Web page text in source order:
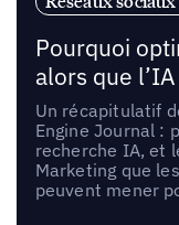
Pourquoi
alors que
Un récapitulatif
Engine Journal :
recherche IA, et
Marketing que
peuvent mener